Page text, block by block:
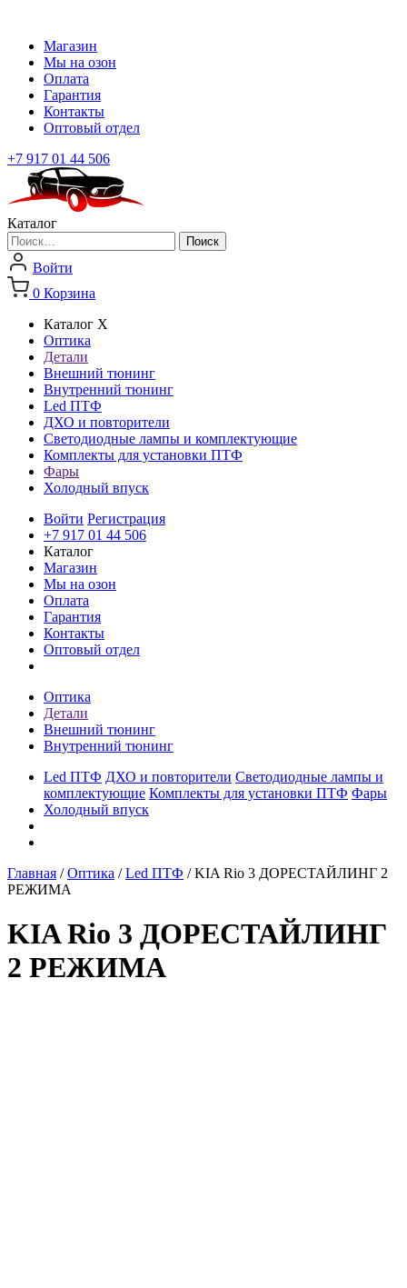
Магазин
Мы на озон
Оплата
Гарантия
Контакты
Оптовый отдел
+7 917 01 44 506
Каталог
Найти:
Войти
0 Корзина
Каталог X
Оптика
Детали
Внешний тюнинг
Внутренний тюнинг
Led ПТФ
ДХО и повторители
Светодиодные лампы и комплектующие
Комплекты для установки ПТФ
Фары
Холодный впуск
Войти Регистрация
+7 917 01 44 506
Каталог
Магазин
Мы на озон
Оплата
Гарантия
Контакты
Оптовый отдел
Оптика
Детали
Внешний тюнинг
Внутренний тюнинг
Led ПТФ ДХО и повторители Светодиодные лампы и
комплектующие Комплекты для установки ПТФ Фары
Холодный впуск
Главная /Оптика /Led ПТФ / KIA Rio 3 ДОРЕСТАЙЛИНГ 2
РЕЖИМА
KIA Rio 3 ДОРЕСТАЙЛИНГ
2 РЕЖИМА